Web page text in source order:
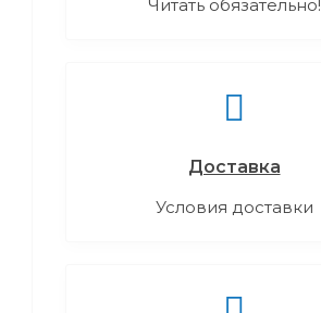
Читать обязательно!
Доставка
Условия доставки